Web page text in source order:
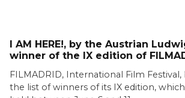
I AM HERE!, by the Austrian
winner of the IX edition of
FILMADRID, International Film Festival,
the list of winners of its IX edition,